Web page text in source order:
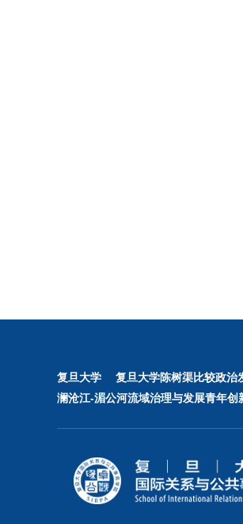
复旦大学 复旦大学陈树渠比较政治
澜沧江-湄公河流域治理与发展青年创